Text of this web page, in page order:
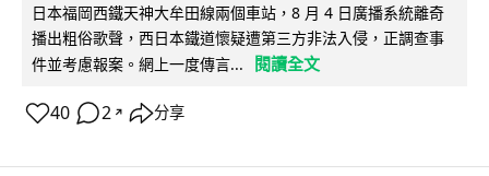
日本福岡西鐵天神大牟田線兩個車站，8 月 4 日廣播系統離奇
播出粗俗歌聲，西日本鐵道懷疑遭第三方非法入侵，正調查事
件並考慮報案。網上一度傳言...
閱讀全文
40 2 ↗ 分享